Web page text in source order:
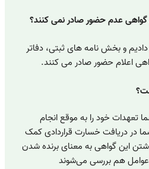
گواهی عدم حضور صادر نمی کنند؟
و بخش نامه های ثبتی، دفاتر
اعلام حضور صادر می کنند.
خود را به موقع انجام
در دریافت خسارت قراردادی کمک
این گواهی به معنای برنده شدن
هم بررسی می‌شوند